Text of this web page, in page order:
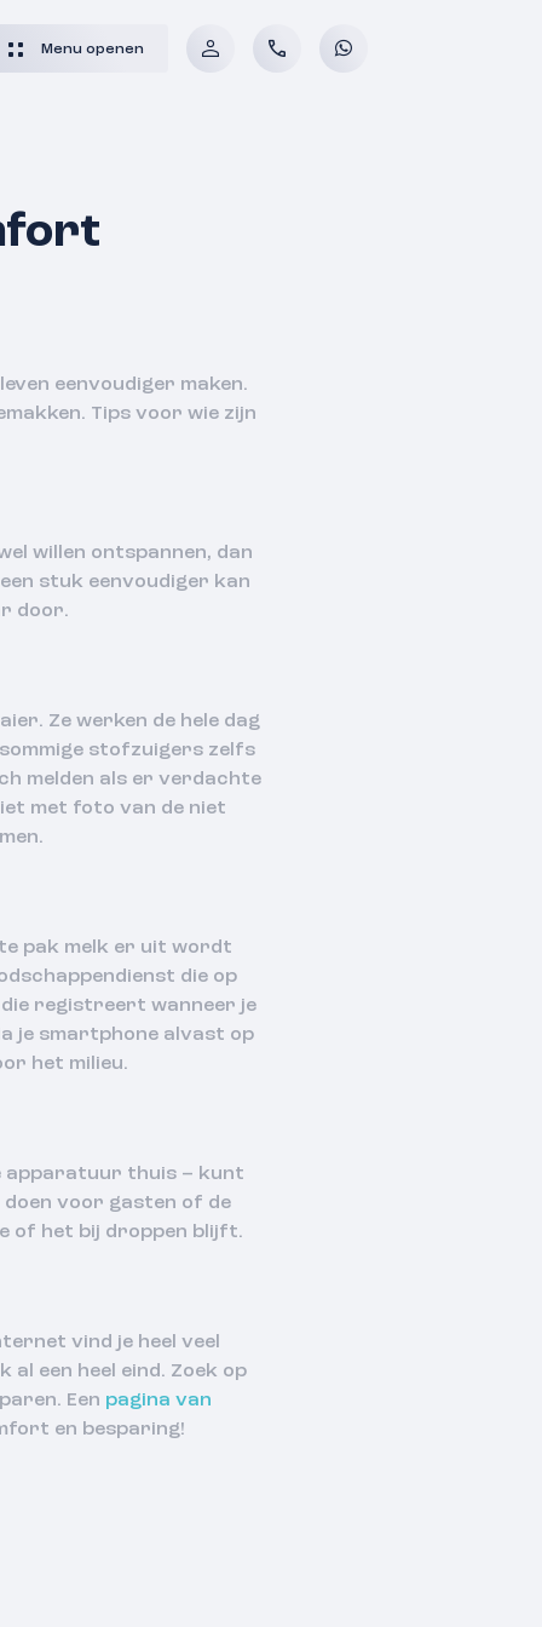
Menu openen
eenvoudiger maken.
Tips voor wie zijn
willen ontspannen, dan
stuk eenvoudiger kan
door.
Ze werken de hele dag
stofzuigers zelfs
melden als er verdachte
met foto van de niet
pak melk er uit wordt
die op
registreert wanneer je
je smartphone alvast op
het milieu.
apparatuur thuis – kunt
doen voor gasten of de
of het bij droppen blijft.
vind je heel veel
een heel eind. Zoek op
Een pagina van
en besparing!